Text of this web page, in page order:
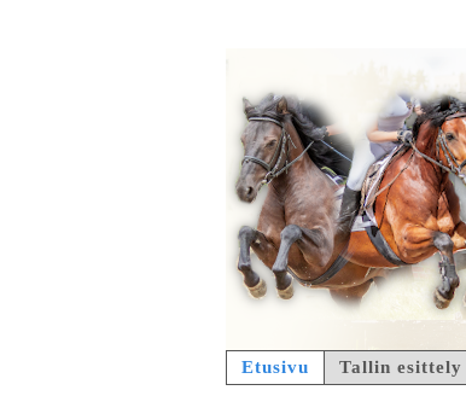
Etusivu Tallin esittely